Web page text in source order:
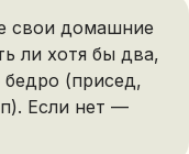
свои домашние
ли хотя бы два,
(присед,
Если нет —